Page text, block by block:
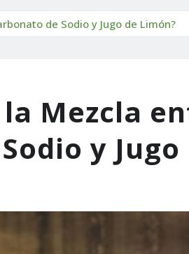
de Sodio y Jugo de Limón?
Mezcla
y